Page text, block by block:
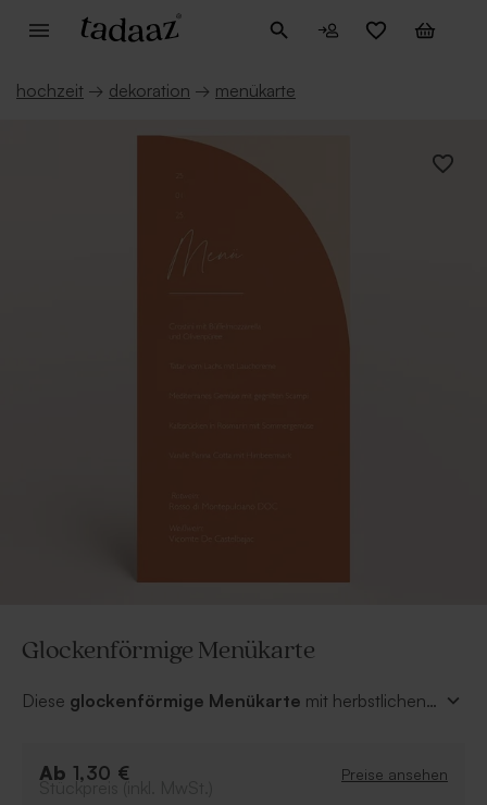
hochzeit → dekoration → menükarte
Glockenförmige Menükarte
Diese glockenförmige Menükarte mit herbstlichen
Aufdruck mit dem
des
Ab 1,30 € Preise ansehen